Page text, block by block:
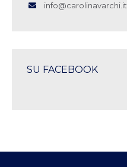
info@carolinavarchi.it
SU FACEBOOK